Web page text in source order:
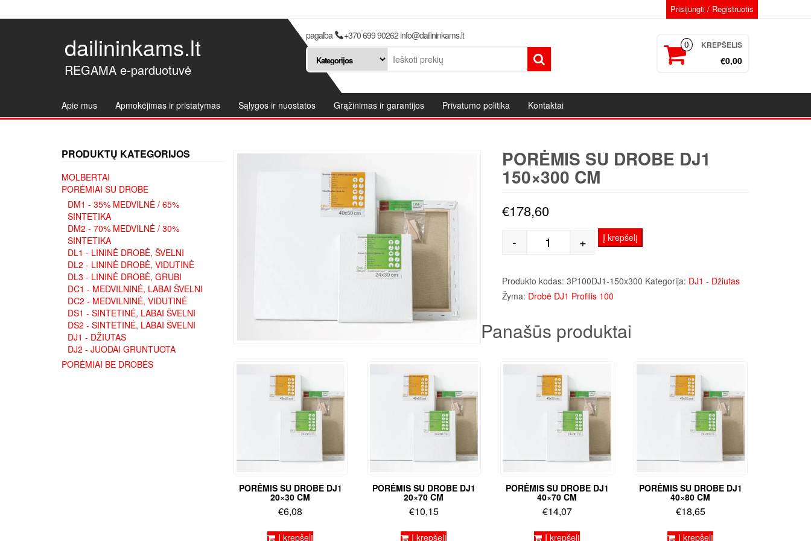
Prisijungti / Registruotis
dailininkams.lt
REGAMA e-parduotuvė
pagalba +370 699 90262 info@dailininkams.lt
0 KREPŠELIS
€0,00
Apie mus Apmokėjimas ir pristatymas Sąlygos ir nuostatos Grąžinimas ir garantijos Privatumo politika Kontaktai
PRODUKTŲ KATEGORIJOS
MOLBERTAI
PORĖMIAI SU DROBE
DM1 - 35% MEDVILNĖ / 65%
SINTETIKA
DM2 - 70% MEDVILNĖ / 30%
SINTETIKA
DL1 - LININĖ DROBĖ, ŠVELNI
DL2 - LININĖ DROBĖ, VIDUTINĖ
DL3 - LININĖ DROBĖ, GRUBI
DC1 - MEDVILNINĖ, LABAI ŠVELNI
DC2 - MEDVILNINĖ, VIDUTINĖ
DS1 - SINTETINĖ, LABAI ŠVELNI
DS2 - SINTETINĖ, LABAI ŠVELNI
DJ1 - DŽIUTAS
DJ2 - JUODAI GRUNTUOTA
PORĖMIAI BE DROBĖS
PORĖMIS SU DROBE DJ1
150×300 CM
€178,60
produkto kiekis: Porėmis su drobe DJ1 150x300 cm
- + Į krepšelį
Produkto kodas: 3P100DJ1-150x300 Kategorija: DJ1 - Džiutas
Žyma: Drobė DJ1 Profilis 100
Panašūs produktai
PORĖMIS SU DROBE DJ1
20×30 CM
€6,08
Į krepšelį
PORĖMIS SU DROBE DJ1
20×70 CM
€10,15
Į krepšelį
PORĖMIS SU DROBE DJ1
40×70 CM
€14,07
Į krepšelį
PORĖMIS SU DROBE DJ1
40×80 CM
€18,65
Į krepšelį